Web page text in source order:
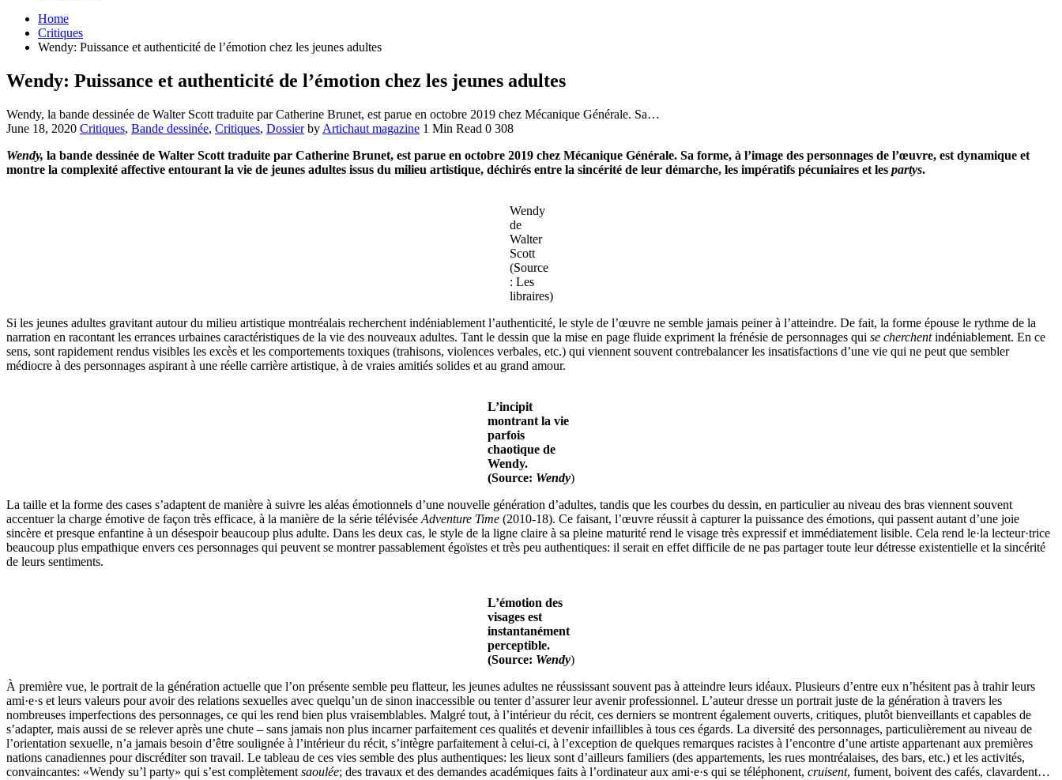
Home
Critiques
Wendy: Puissance et authenticité de l’émotion chez les jeunes adultes
Wendy: Puissance et authenticité de l’émotion chez les jeunes adultes
Wendy, la bande dessinée de Walter Scott traduite par Catherine Brunet, est parue en octobre 2019 chez Mécanique Générale. Sa…
June 18, 2020 Critiques, Bande dessinée, Critiques, Dossier by Artichaut magazine 1 Min Read 0 308
Wendy, la bande dessinée de Walter Scott traduite par Catherine Brunet, est parue en octobre 2019 chez Mécanique Générale. Sa forme, à l’image des personnages de l’œuvre, est dynamique et
montre la complexité affective entourant la vie de jeunes adultes issus du milieu artistique, déchirés entre la sincérité de leur démarche, les impératifs pécuniaires et les partys.
Wendy
de
Walter
Scott
(Source
: Les
libraires)
Si les jeunes adultes gravitant autour du milieu artistique montréalais recherchent indéniablement l’authenticité, le style de l’œuvre ne semble jamais peiner à l’atteindre. De fait, la forme épouse le rythme de la
narration en racontant les errances urbaines caractéristiques de la vie des nouveaux adultes. Tant le dessin que la mise en page fluide expriment la frénésie de personnages qui se cherchentindéniablement. En ce
sens, sont rapidement rendus visibles les excès et les comportements toxiques (trahisons, violences verbales, etc.) qui viennent souvent contrebalancer les insatisfactions d’une vie qui ne peut que sembler
médiocre à des personnages aspirant à une réelle carrière artistique, à de vraies amitiés solides et au grand amour.
L’incipit
montrant la vie
parfois
chaotique de
Wendy.
(Source: Wendy)
La taille et la forme des cases s’adaptent de manière à suivre les aléas émotionnels d’une nouvelle génération d’adultes, tandis que les courbes du dessin, en particulier au niveau des bras viennent souvent
accentuer la charge émotive de façon très efficace, à la manière de la série télévisée Adventure Time (2010-18). Ce faisant, l’œuvre réussit à capturer la puissance des émotions, qui passent autant d’une joie
sincère et presque enfantine à un désespoir beaucoup plus adulte. Dans les deux cas, le style de la ligne claire à sa pleine maturité rend le visage très expressif et immédiatement lisible. Cela rend le·la lecteur·trice
beaucoup plus empathique envers ces personnages qui peuvent se montrer passablement égoïstes et très peu authentiques: il serait en effet difficile de ne pas partager toute leur détresse existentielle et la sincérité
de leurs sentiments.
L’émotion des
visages est
instantanément
perceptible.
(Source: Wendy)
À première vue, le portrait de la génération actuelle que l’on présente semble peu flatteur, les jeunes adultes ne réussissant souvent pas à atteindre leurs idéaux. Plusieurs d’entre eux n’hésitent pas à trahir leurs
ami·e·s et leurs valeurs pour avoir des relations sexuelles avec quelqu’un de sinon inaccessible ou tenter d’assurer leur avenir professionnel. L’auteur dresse un portrait juste de la génération à travers les
nombreuses imperfections des personnages, ce qui les rend bien plus vraisemblables. Malgré tout, à l’intérieur du récit, ces derniers se montrent également ouverts, critiques, plutôt bienveillants et capables de
s’adapter, mais aussi de se relever après une chute – sans jamais non plus incarner parfaitement ces qualités et devenir infaillibles à tous ces égards. La diversité des personnages, particulièrement au niveau de
l’orientation sexuelle, n’a jamais besoin d’être soulignée à l’intérieur du récit, s’intègre parfaitement à celui-ci, à l’exception de quelques remarques racistes à l’encontre d’une artiste appartenant aux premières
nations canadiennes pour discréditer son travail. Le tableau de ces vies semble des plus authentiques: les lieux sont d’ailleurs familiers (des appartements, les rues montréalaises, des bars, etc.) et les activités,
convaincantes: «Wendy su’l party» qui s’est complètement saoulée; des travaux et des demandes académiques faits à l’ordinateur aux ami·e·s qui se téléphonent, cruisent, fument, boivent des cafés, clavardent…